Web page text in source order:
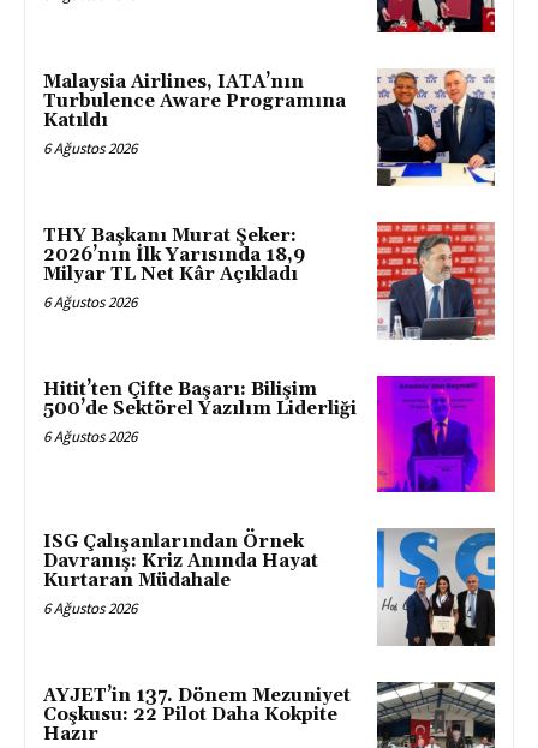
Malaysia Airlines, IATA’nın
Turbulence Aware Programına
Katıldı
6 Ağustos 2026
THY Başkanı Murat Şeker:
2026’nın İlk Yarısında 18,9
Milyar TL Net Kâr Açıkladı
6 Ağustos 2026
Hitit’ten Çifte Başarı: Bilişim
500’de Sektörel Yazılım Liderliği
6 Ağustos 2026
ISG Çalışanlarından Örnek
Davranış: Kriz Anında Hayat
Kurtaran Müdahale
6 Ağustos 2026
AYJET’in 137. Dönem Mezuniyet
Coşkusu: 22 Pilot Daha Kokpite
Hazır